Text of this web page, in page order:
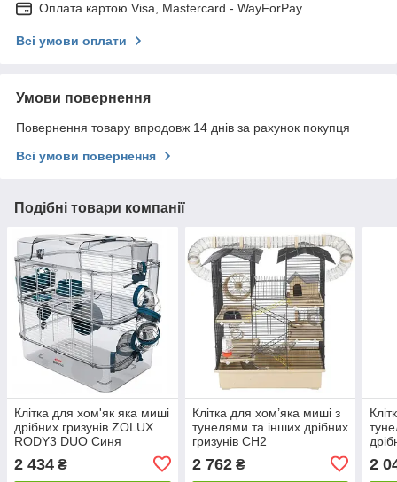
Оплата картою Visa, Mastercard - WayForPay
Всі умови оплати
Умови повернення
Повернення товару впродовж 14 днів за рахунок покупця
Всі умови повернення
Подібні товари компанії
Клітка для хом'як яка миші
дрібних гризунів ZOLUX
RODY3 DUO Синя
2 434 ₴
Клітка для хом’яка миші з
тунелями та інших дрібних
гризунів CH2
2 762₴ 2